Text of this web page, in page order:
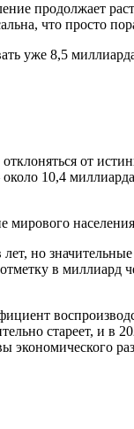
продолжает
что просто
уже 8,5
от
10,4
но
в
стареет, и
экономического